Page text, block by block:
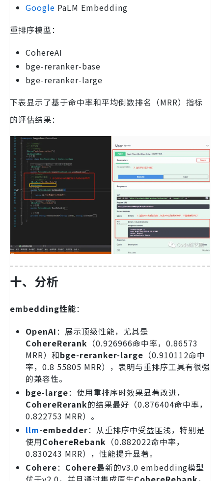
Google PaLM Embedding
重排序模型：
CohereAI
bge-reranker-base
bge-reranker-large
下表显示了基于命中率和平均倒数排名（MRR）指标
的评估结果：
十、分析
embedding性能：
OpenAI：展示顶级性能，尤其是
CohereRerank （0.926966命中率，0.86573
MRR）和bge-reranker-large （0.910112命中
率，0.8 55805 MRR），表明与重排序工具有很强
的兼容性。
bge-large：使用重排序时效果显著改进，
CohereRerank的结果最好（0.876404命中率，
0.822753 MRR）。
llm-embedder：从重排序中受益匪浅，特别是
使用CohereRebank （0.882022命中率，
0.830243 MRR），性能提升显著。
Cohere： Cohere最新的v3.0 embedding模型